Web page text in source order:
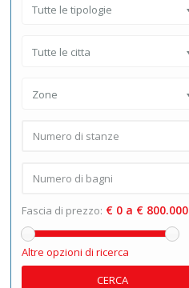
Tutte le tipologie
Tutte le citta
Zone
Fascia di prezzo: € 0 a € 800.000
Altre opzioni di ricerca
CERCA